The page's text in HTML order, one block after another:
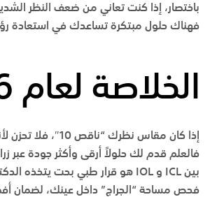
فهناك حلول مبتكرة تساعدك في استعادة
الخلاصة لعام 2026
إذا كان مقاس نظرك
فالعلم قدم لك حلولاً أرقى وأكثر جودة عبر
بين ICL و IOL هو قرار طبي بحت يتخذه الدكتور
فحص مساحة “الجراج” داخل عينك، لضمان